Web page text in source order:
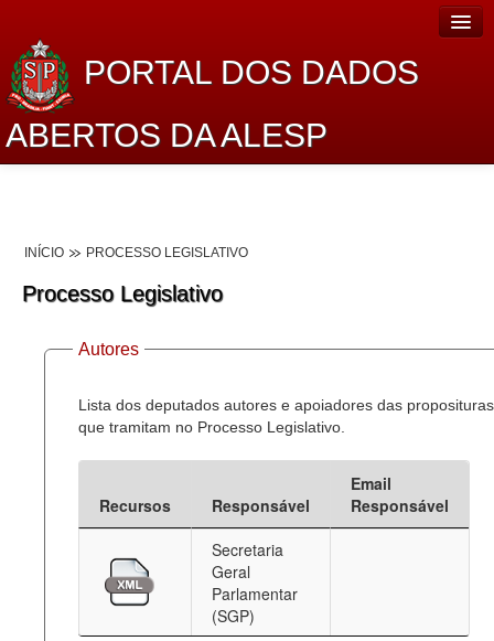
PORTAL DOS DADOS
ABERTOS DA ALESP
Lei de Acesso à Informação
Dados Governamentais Abertos
Planejamento
Catálogo de dados
Deputados Estaduais
Administração
INÍCIO PROCESSO LEGISLATIVO
Processo Legislativo
Autores
Lista dos deputados autores e apoiadores das proposituras
que tramitam no Processo Legislativo.
Recursos Responsável
Email
Responsável
Secretaria
Geral
Parlamentar
(SGP)